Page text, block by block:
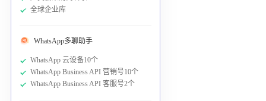
全球企业库
WhatsApp多聊助手
WhatsApp 云设备10个
WhatsApp Business API 营销号10个
WhatsApp Business API 客服号2个